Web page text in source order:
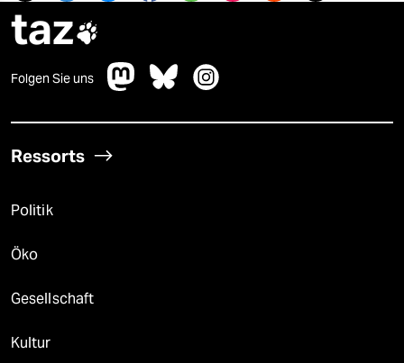
taz
Folgen Sie uns
Ressorts
Politik
Öko
Gesellschaft
Kultur